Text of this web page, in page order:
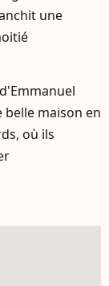
une
belle maison en
où ils